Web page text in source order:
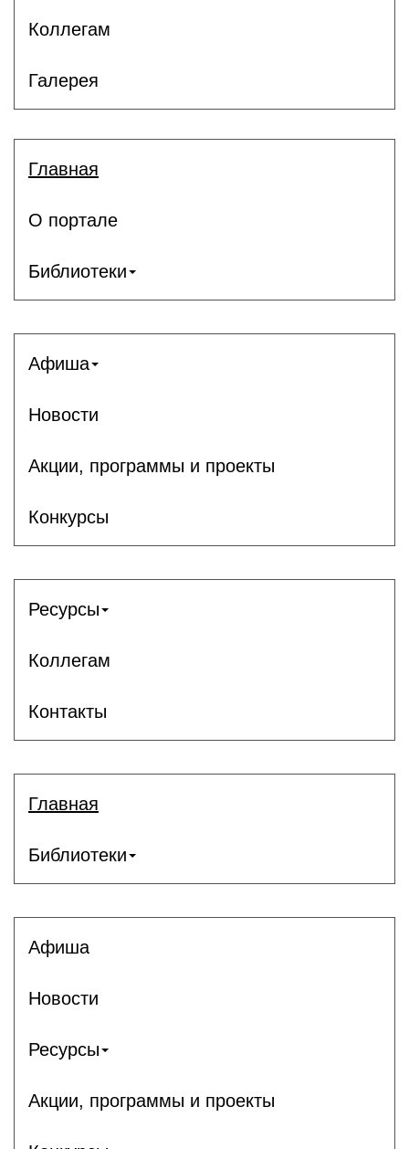
Коллегам
Галерея
Главная
О портале
Библиотеки
Афиша
Новости
Акции, программы и проекты
Конкурсы
Ресурсы
Коллегам
Контакты
Главная
Библиотеки
Афиша
Новости
Ресурсы
Акции, программы и проекты